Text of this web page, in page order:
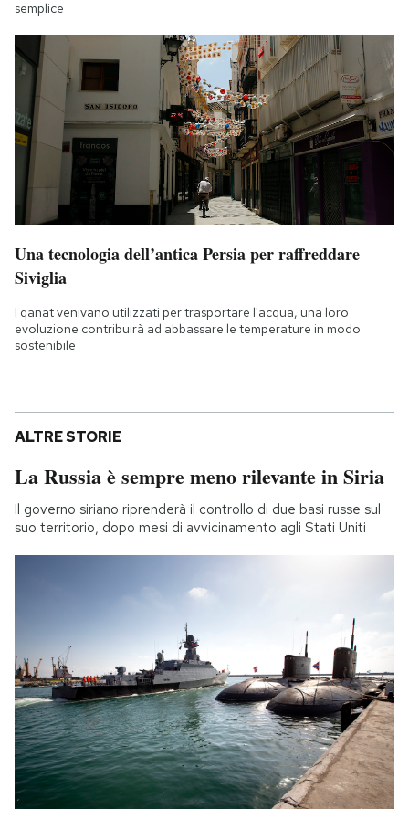
semplice
Una tecnologia dell’antica Persia per raffreddare
Siviglia
I qanat venivano utilizzati per trasportare l'acqua, una loro
evoluzione contribuirà ad abbassare le temperature in modo
sostenibile
ALTRE STORIE
La Russia è sempre meno rilevante in Siria
Il governo siriano riprenderà il controllo di due basi russe sul
suo territorio, dopo mesi di avvicinamento agli Stati Uniti